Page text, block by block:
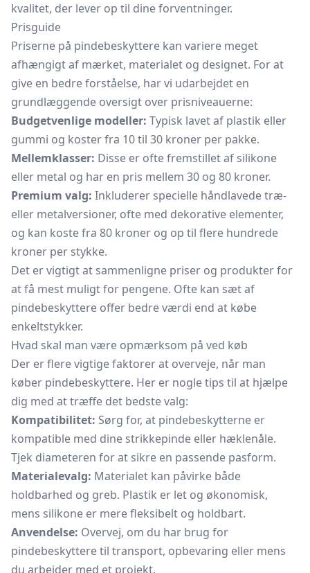
kvalitet, der lever op til dine forventninger.
Prisguide
Priserne på pindebeskyttere kan variere meget
afhængigt af mærket, materialet og designet. For at
give en bedre forståelse, har vi udarbejdet en
grundlæggende oversigt over prisniveauerne:
Budgetvenlige modeller: Typisk lavet af plastik eller
gummi og koster fra 10 til 30 kroner per pakke.
Mellemklasser: Disse er ofte fremstillet af silikone
eller metal og har en pris mellem 30 og 80 kroner.
Premium valg: Inkluderer specielle håndlavede træ-
eller metalversioner, ofte med dekorative elementer,
og kan koste fra 80 kroner og op til flere hundrede
kroner per stykke.
Det er vigtigt at sammenligne priser og produkter for
at få mest muligt for pengene. Ofte kan sæt af
pindebeskyttere offer bedre værdi end at købe
enkeltstykker.
Hvad skal man være opmærksom på ved køb
Der er flere vigtige faktorer at overveje, når man
køber pindebeskyttere. Her er nogle tips til at hjælpe
dig med at træffe det bedste valg:
Kompatibilitet: Sørg for, at pindebeskytterne er
kompatible med dine strikkepinde eller hæklenåle.
Tjek diameteren for at sikre en passende pasform.
Materialevalg: Materialet kan påvirke både
holdbarhed og greb. Plastik er let og økonomisk,
mens silikone er mere fleksibelt og holdbart.
Anvendelse: Overvej, om du har brug for
pindebeskyttere til transport, opbevaring eller mens
du arbejder med et projekt.